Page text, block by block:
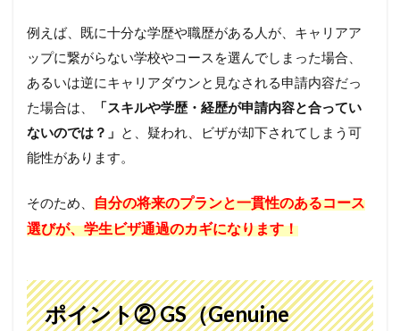
例えば、既に十分な学歴や職歴がある人が、キャリアア
ップに繋がらない学校やコースを選んでしまった場合、
あるいは逆にキャリアダウンと見なされる申請内容だっ
た場合は、
「スキルや学歴・経歴が申請内容と合ってい
ないのでは？」 と、疑われ、ビザが却下されてしまう可
能性があります。
そのため、 自分の将来のプランと一貫性のあるコース
選びが、学生ビザ通過のカギになります！
ポイント②GS（Genuine